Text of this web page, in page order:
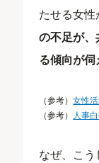
たせる女
の不足が
る傾向が伺
（参考）女性
（参考） 人事
なぜ、こう